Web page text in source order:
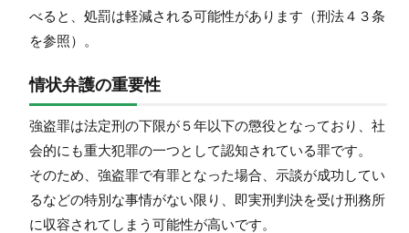
べると、処罰は軽減される可能性があります（刑法４３条
を参照）。
情状弁護の重要性
強盗罪は法定刑の下限が５年以下の懲役となっており、社
会的にも重大犯罪の一つとして認知されている罪です。
そのため、強盗罪で有罪となった場合、示談が成功してい
るなどの特別な事情がない限り、即実刑判決を受け刑務所
に収容されてしまう可能性が高いです。